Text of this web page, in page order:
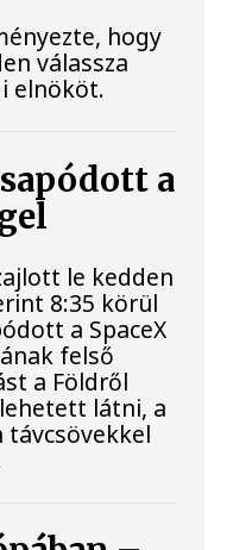
hogy
válassza
elnököt.
a
le kedden
8:35 körül
a SpaceX
felső
a Földről
látni, a
távcsövekkel